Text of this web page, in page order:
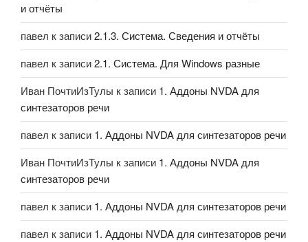
и отчёты
павел к записи2.1.3. Система. Сведения и отчёты
павел к записи2.1. Система. Для Windows разные
Иван ПочтиИзТулы к записи 1. Аддоны NVDA для
синтезаторов речи
павел к записи 1. Аддоны NVDA для синтезаторов речи
Иван ПочтиИзТулы к записи 1. Аддоны NVDA для
синтезаторов речи
павел к записи 1. Аддоны NVDA для синтезаторов речи
павел к записи 1. Аддоны NVDA для синтезаторов речи